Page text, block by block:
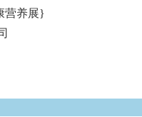
营养展}